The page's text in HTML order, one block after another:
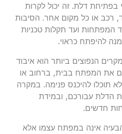
דלת. זה יכול לקרות
או כל מקום אחר. הסיבות
ועד תקלות טכניות
כראוי.
ביותר הוא איבוד
המפתח בבית, ברחוב או
להיכנס פנימה. במקרה
עבורכם, ובמידת
אינה במפתח עצמו אלא